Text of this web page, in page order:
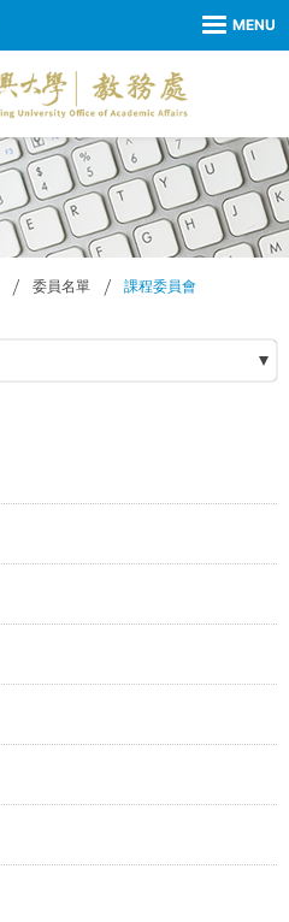
委員名單 課程委員會